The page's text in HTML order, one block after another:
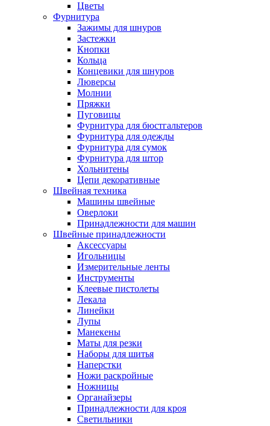
Цветы
Фурнитура
Зажимы для шнуров
Застежки
Кнопки
Кольца
Концевики для шнуров
Люверсы
Молнии
Пряжки
Пуговицы
Фурнитура для бюстгальтеров
Фурнитура для одежды
Фурнитура для сумок
Фурнитура для штор
Хольнитены
Цепи декоративные
Швейная техника
Машины швейные
Оверлоки
Принадлежности для машин
Швейные принадлежности
Аксессуары
Игольницы
Измерительные ленты
Инструменты
Клеевые пистолеты
Лекала
Линейки
Лупы
Манекены
Маты для резки
Наборы для шитья
Наперстки
Ножи раскройные
Ножницы
Органайзеры
Принадлежности для кроя
Светильники